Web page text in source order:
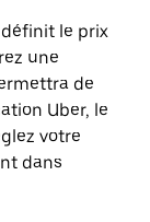
le prix
une
de
Uber, le
votre
dans